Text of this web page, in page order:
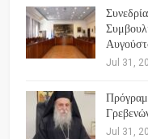
Jul 31,
Jul 31,